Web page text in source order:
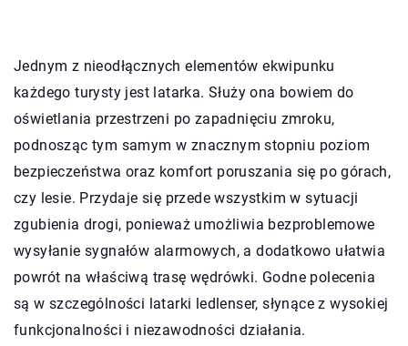
Jednym z nieodłącznych elementów ekwipunku
każdego turysty jest latarka. Służy ona bowiem do
oświetlania przestrzeni po zapadnięciu zmroku,
podnosząc tym samym w znacznym stopniu poziom
bezpieczeństwa oraz komfort poruszania się po górach,
czy lesie. Przydaje się przede wszystkim w sytuacji
zgubienia drogi, ponieważ umożliwia bezproblemowe
wysyłanie sygnałów alarmowych, a dodatkowo ułatwia
powrót na właściwą trasę wędrówki. Godne polecenia
są w szczególności latarki ledlenser, słynące z wysokiej
funkcjonalności i niezawodności działania.